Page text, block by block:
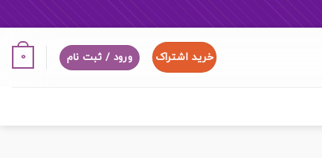
خرید اشتراک ورود / ثبت نام 0